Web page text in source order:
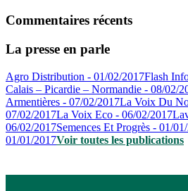
Commentaires récents
La presse en parle
Agro Distribution - 01/02/2017Flash
Calais – Picardie – Normandie - 08/02/
Armentières - 07/02/2017La Voix Du
07/02/2017La Voix Eco - 06/02/2017
06/02/2017Semences Et Progrès - 01/
01/01/2017Voir toutes les publications